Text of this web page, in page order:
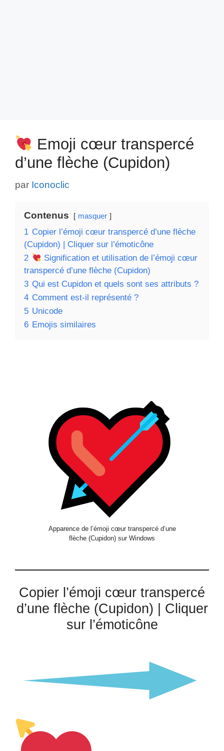
Emoji cœur transpercé
d’une flèche (Cupidon)
par Iconoclic
Contenus masquer
1 Copier l’émoji cœur transpercé d’une flèche
(Cupidon) | Cliquer sur l’émoticône
2
Signification et utilisation de l’émoji cœur
transpercé d’une flèche (Cupidon)
3 Qui est Cupidon et quels sont ses attributs ?
4 Comment est-il représenté ?
5 Unicode
6 Emojis similaires
Apparence de l’émoji cœur transpercé d’une
flèche (Cupidon) sur Windows
Copier l’émoji cœur transpercé
d’une flèche (Cupidon) | Cliquer
sur l’émoticône